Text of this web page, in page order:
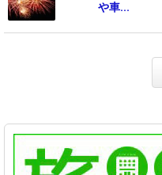
や車...